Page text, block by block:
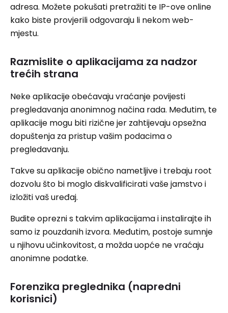
adresa. Možete pokušati pretražiti te IP-ove online
kako biste provjerili odgovaraju li nekom web-
mjestu.
Razmislite o aplikacijama za nadzor
trećih strana
Neke aplikacije obećavaju vraćanje povijesti
pregledavanja anonimnog načina rada. Međutim, te
aplikacije mogu biti rizične jer zahtijevaju opsežna
dopuštenja za pristup vašim podacima o
pregledavanju.
Takve su aplikacije obično nametljive i trebaju root
dozvolu što bi moglo diskvalificirati vaše jamstvo i
izložiti vaš uređaj.
Budite oprezni s takvim aplikacijama i instalirajte ih
samo iz pouzdanih izvora. Međutim, postoje sumnje
u njihovu učinkovitost, a možda uopće ne vraćaju
anonimne podatke.
Forenzika preglednika (napredni
korisnici)